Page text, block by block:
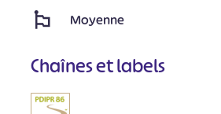
Moyenne
Chaînes et labels